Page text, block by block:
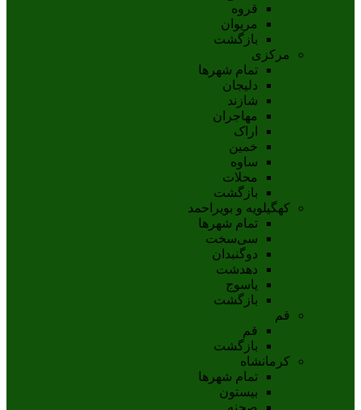
قروه
مريوان
بازگشت
مرکزی
تمام شهر‌ها
دلیجان
شازند
مهاجران
اراک
خمين
ساوه
محلات
بازگشت
کهگیلویه و بویراحمد
تمام شهر‌ها
سی‌سخت
دوگنبدان
دهدشت
ياسوج
بازگشت
قم
قم
بازگشت
کرمانشاه
تمام شهر‌ها
بیستون
صحنه